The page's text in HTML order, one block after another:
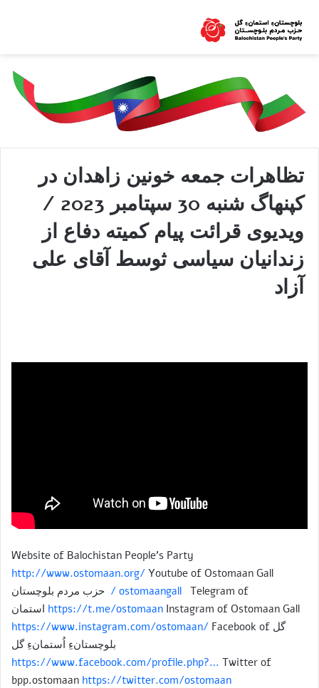
تظاهرات جمعه خونين زاهدان در
كپنهاگ شنبه 30 سپتامبر 2023 /
ویدیوی قرائت پيام كميته دفاع از
زندانيان سياسى ثوسط آقای علی
آزاد
Website of Balochistan People’s Party
http://www.ostomaan.org/ Youtube of Ostomaan Gall
/ ostomaangall Telegram of حزب مردم بلوچستان
https://t.me/ostomaan Instagram of Ostomaan Gall استمان
گل
https://www.instagram.com/ostomaan/ Facebook of
بلوچستانءِ اُستمانءِ گل
https://www.facebook.com/profile.php?… Twitter of
bpp.ostomaan https://twitter.com/ostomaan